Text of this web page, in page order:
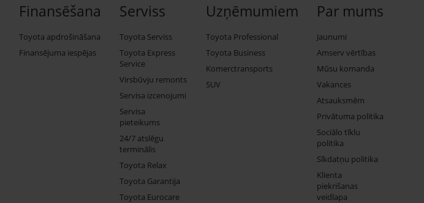
Finansēšana
Toyota apdrošināšana
Finansējuma iespējas
Serviss
Toyota Serviss
Toyota Express
Service
Virsbūvju remonts
Servisa izcenojumi
Servisa
pieteikums
24/7 atslēgu
terminālis
Toyota Relax
Toyota Garantija
Toyota Eurocare
Uzņēmumiem
Toyota Professional
Toyota Business
Komerctransports
SUV
Par mums
Jaunumi
Amserv vērtības
Mūsu komanda
Vakances
Atsauksmēm
Privātuma politika
Sociālo tīklu
politika
Sīkdatņu politika
Klienta
piekrišanas
veidlapa